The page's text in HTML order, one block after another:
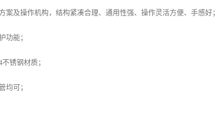
案及操作机构，结构紧凑合理、通用性强、操作灵活方便、手感好
功能；
锈钢材质；
均可；